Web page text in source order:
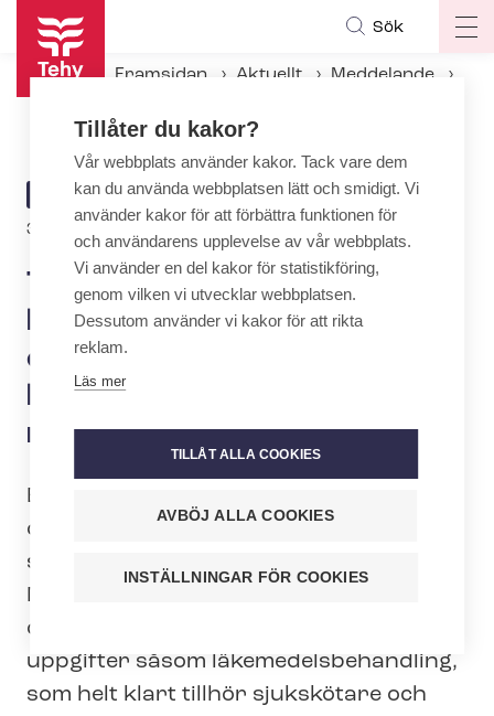
Hoppa
huvudinnehåll
Sök
Framsidan Aktuellt
Meddelande
ARTICLE
CATEGORY
MEDDELANDE
31.1.2023 | 8:00
Tehy: Vårdbiträden delar ut
läkemedel i strid mot lagen
och utan tillstånd – tillsynen
bör skärpas, sanktioner är
nödvändiga
Enligt sina egna ord vill arbetsgivarna
desperat ha fler vårdbiträden i
synnerhet för assisterande uppgifter.
Men enligt Tehy används vårdbiträden
dock förvånansvärt mycket även för
uppgifter såsom lä­ke­me­dels­be­hand­ling,
som helt klart tillhör sjukskötare och
Tillåter du kakor?
Vår webbplats använder kakor. Tack vare dem
kan du använda webbplatsen lätt och smidigt. Vi
använder kakor för att förbättra funktionen för
och användarens upplevelse av vår webbplats.
Vi använder en del kakor för statistikföring,
genom vilken vi utvecklar webbplatsen.
Dessutom använder vi kakor för att rikta
reklam.
Läs mer
TILLÅT ALLA COOKIES
AVBÖJ ALLA COOKIES
INSTÄLLNINGAR FÖR COOKIES